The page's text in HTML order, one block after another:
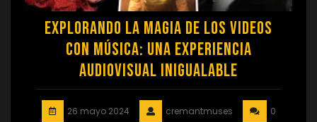
Explorando la Magia de los Videos
con Música: Una Experiencia
Audiovisual Inigualable
26 mayo 2024 cremantmuses
0